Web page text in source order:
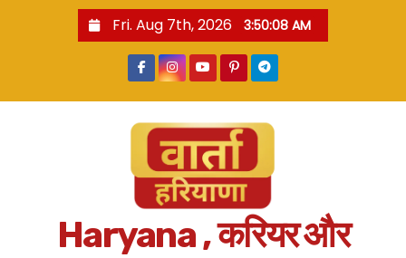
Fri. Aug 7th, 2026 3:50:09 AM
Haryana , करियर और